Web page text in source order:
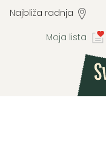
Najbliža radnja
Moja lista